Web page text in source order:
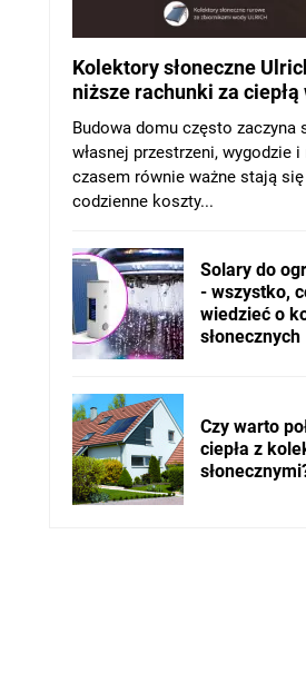
Kolektory słoneczne
niższe rachunki za ciepłą
Budowa domu często zaczyna
własnej przestrzeni, wygodzie
czasem równie ważne stają
codzienne koszty...
Solary do
- wszystko,
wiedzieć o
słonecznych
Czy warto
ciepła z